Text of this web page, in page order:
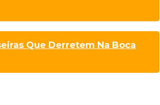
Que Derretem Na Boca